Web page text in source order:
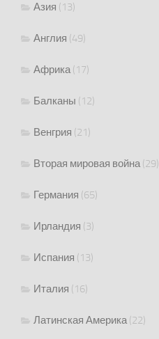
Азия (13)
Англия (49)
Африка(17)
Балканы (12)
Венгрия (21)
Вторая мировая война(29)
Германия (65)
Ирландия (3)
Испания (13)
Италия (16)
Латинская Америка(22)